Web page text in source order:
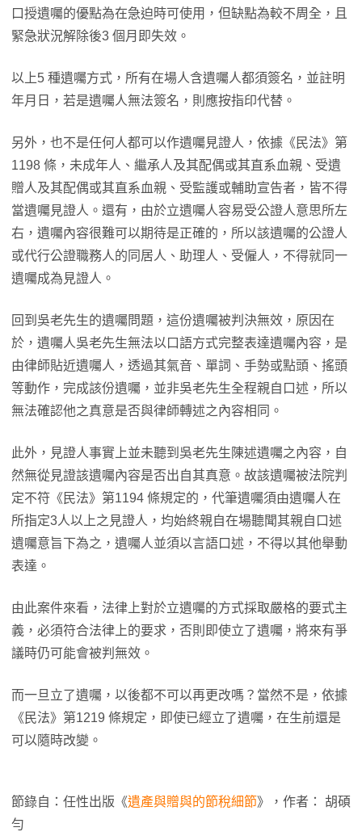
口授遺囑的優點為在急迫時可使用，但缺點為較不周全，且
緊急狀況解除後3 個月即失效。
以上5 種遺囑方式，所有在場人含遺囑人都須簽名，並註明
年月日，若是遺囑人無法簽名，則應按指印代替。
另外，也不是任何人都可以作遺囑見證人，依據《民法》第
1198 條，未成年人、繼承人及其配偶或其直系血親、受遺
贈人及其配偶或其直系血親、受監護或輔助宣告者，皆不得
當遺囑見證人。還有，由於立遺囑人容易受公證人意思所左
右，遺囑內容很難可以期待是正確的，所以該遺囑的公證人
或代行公證職務人的同居人、助理人、受僱人，不得就同一
遺囑成為見證人。
回到吳老先生的遺囑問題，這份遺囑被判決無效，原因在
於，遺囑人吳老先生無法以口語方式完整表達遺囑內容，是
由律師貼近遺囑人，透過其氣音、單詞、手勢或點頭、搖頭
等動作，完成該份遺囑，並非吳老先生全程親自口述，所以
無法確認他之真意是否與律師轉述之內容相同。
此外，見證人事實上並未聽到吳老先生陳述遺囑之內容，自
然無從見證該遺囑內容是否出自其真意。故該遺囑被法院判
定不符《民法》第1194 條規定的，代筆遺囑須由遺囑人在
所指定3人以上之見證人，均始終親自在場聽聞其親自口述
遺囑意旨下為之，遺囑人並須以言語口述，不得以其他舉動
表達。
由此案件來看，法律上對於立遺囑的方式採取嚴格的要式主
義，必須符合法律上的要求，否則即使立了遺囑，將來有爭
議時仍可能會被判無效。
而一旦立了遺囑，以後都不可以再更改嗎？當然不是，依據
《民法》第1219 條規定，即使已經立了遺囑，在生前還是
可以隨時改變。
節錄自：任性出版《遺產與贈與的節稅細節》，作者： 胡碩
勻